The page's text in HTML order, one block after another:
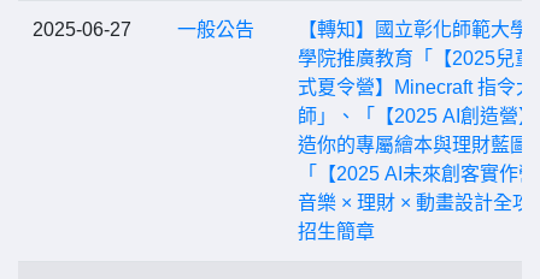
2025-06-27 一般公告
【轉知】國立彰化師範大學
學院推廣教育「【2025兒童
式夏令營】Minecraft 指令大
師」、「【2025 AI創造營
造你的專屬繪本與理財藍圖
「【2025 AI未來創客實作
音樂 × 理財 × 動畫設計全攻
招生簡章